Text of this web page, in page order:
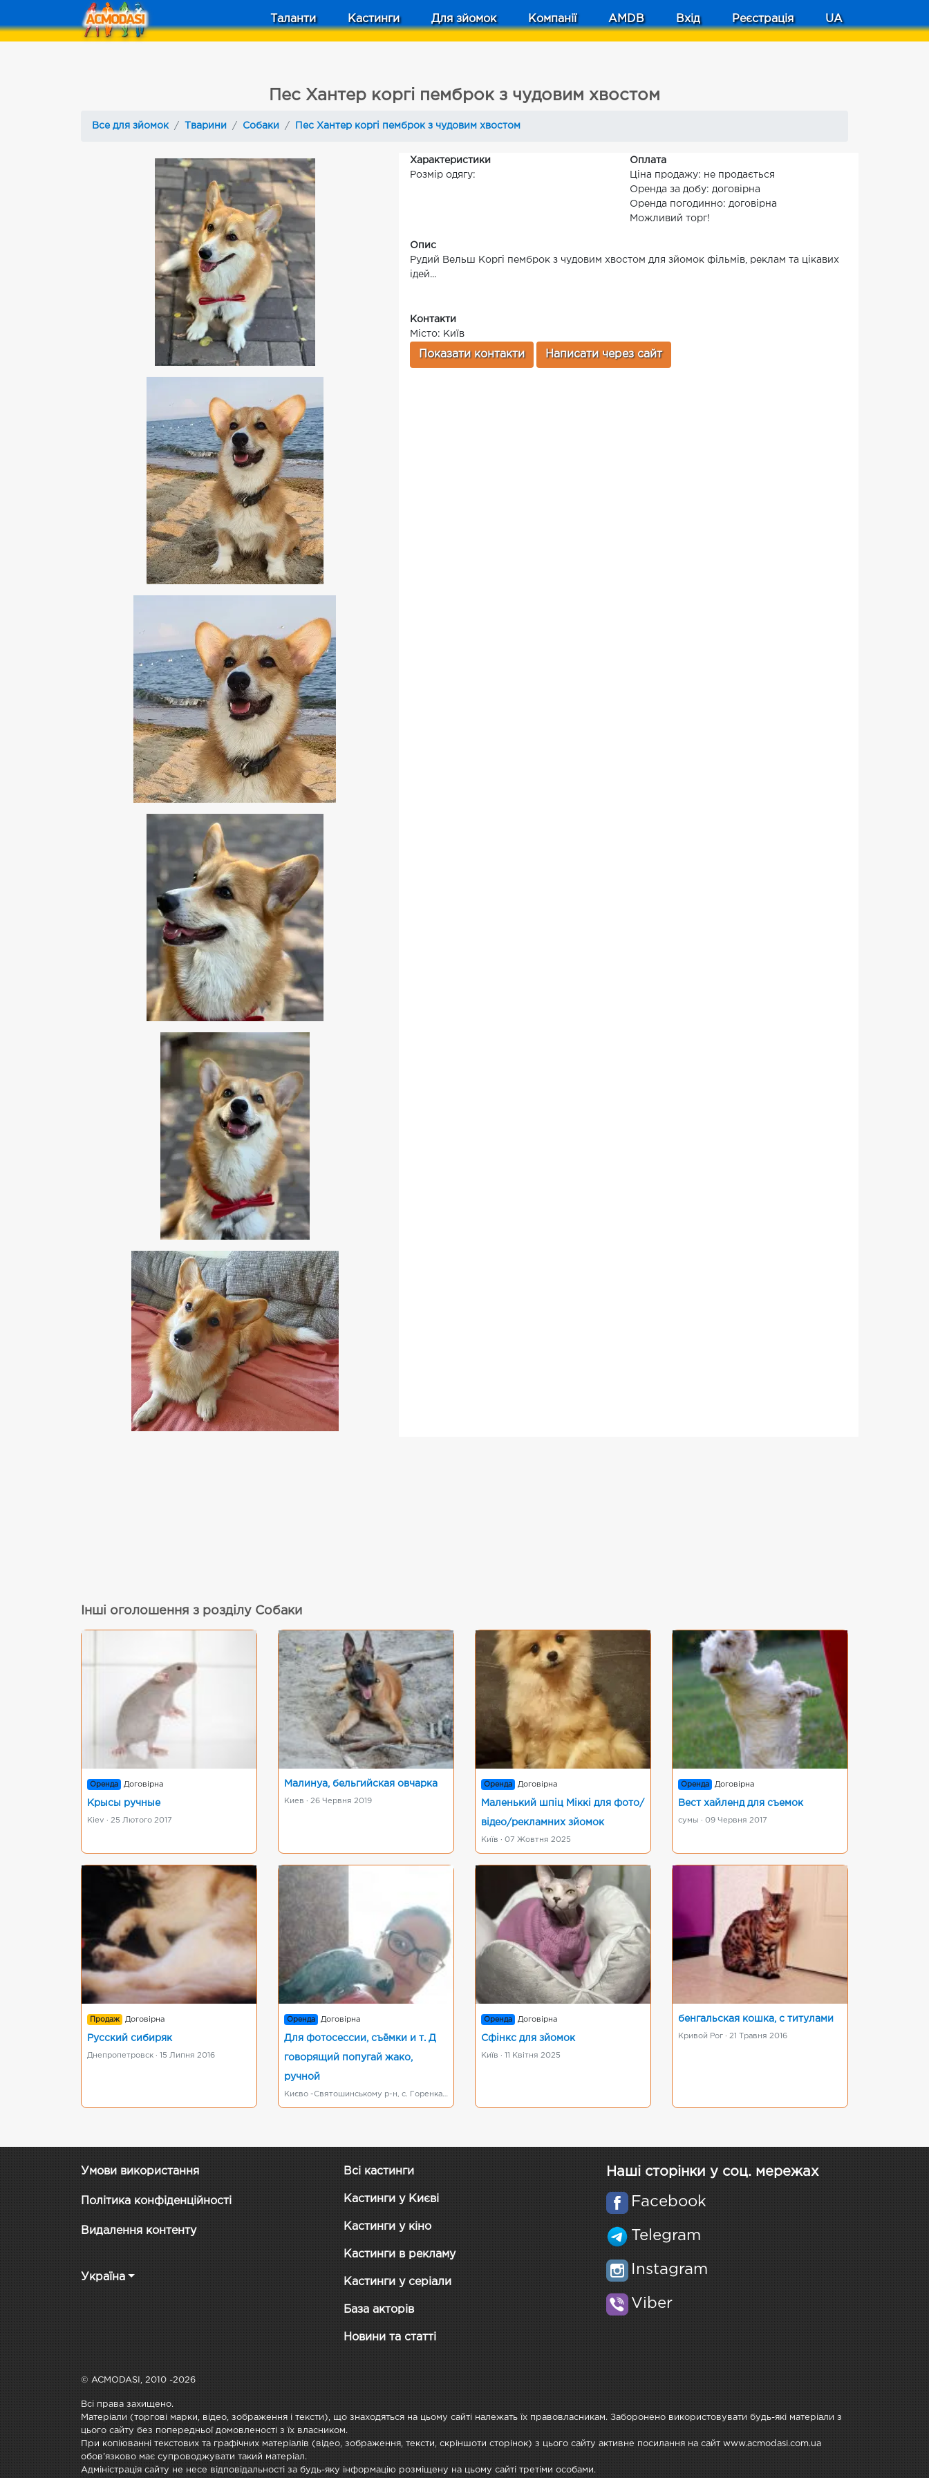
Таланти Кастинги Для зйомок Компанії AMDB Вхід Реєстрація UA
Пес Хантер коргі пемброк з чудовим хвостом
Все для зйомок Тварини Собаки Пес Хантер коргі пемброк з чудовим хвостом
Характеристики
Розмір одягу:
Оплата
Ціна продажу: не продається
Оренда за добу: договірна
Оренда погодинно: договірна
Можливий торг!
Опис
Рудий Вельш Коргі пемброк з чудовим хвостом для зйомок фільмів, реклам та цікавих
ідей...
Контакти
Місто: Київ
Показати контакти Написати через сайт
Інші оголошення з розділу Собаки
Оренда Договірна
Крысы ручные
Kiev · 25 Лютого 2017
Малинуа, бельгийская овчарка
Киев · 26 Червня 2019
Оренда Договірна
Маленький шпіц Міккі для фото/
відео/рекламних зйомок
Київ · 07 Жовтня 2025
Оренда Договірна
Вест хайленд для съемок
сумы · 09 Червня 2017
Продаж Договірна
Русский сибиряк
Днепропетровск · 15 Липня 2016
Оренда Договірна
Для фотосессии, съёмки и т. Д
говорящий попугай жако,
ручной
Києво -Святошинському р-н, с. Горенка · 24 Серпня 2017
Оренда Договірна
Сфінкс для зйомок
Київ · 11 Квітня 2025
бенгальская кошка, с титулами
Кривой Рог · 21 Травня 2016
Умови використання
Політика конфіденційності
Видалення контенту
Україна
Всі кастинги
Кастинги у Києві
Кастинги у кіно
Кастинги в рекламу
Кастинги у серіали
База акторів
Новини та статті
Наші сторінки у соц. мережах
Facebook
Telegram
Instagram
Viber
© ACMODASI, 2010 -2026
Всі права захищено.
Матеріали (торгові марки, відео, зображення і тексти), що знаходяться на цьому сайті належать їх правовласникам. Заборонено використовувати будь-які матеріали з
цього сайту без попередньої домовленості з їх власником.
При копіюванні текстових та графічних матеріалів (відео, зображення, тексти, скріншоти сторінок) з цього сайту активне посилання на сайт www.acmodasi.com.ua
обов'язково має супроводжувати такий матеріал.
Адміністрація сайту не несе відповідальності за будь-яку інформацію розміщену на цьому сайті третіми особами.